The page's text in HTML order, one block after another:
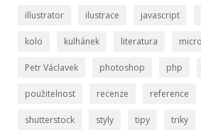
illustrator ilustrace javascript
kolo kulhánek literatura
Petr Václavek photoshop php
použitelnost recenze reference
shutterstock styly tipy triky